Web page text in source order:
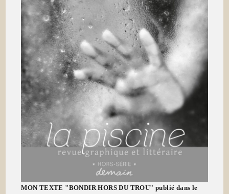
MON TEXTE "BONDIR HORS DU TROU" publié dans le